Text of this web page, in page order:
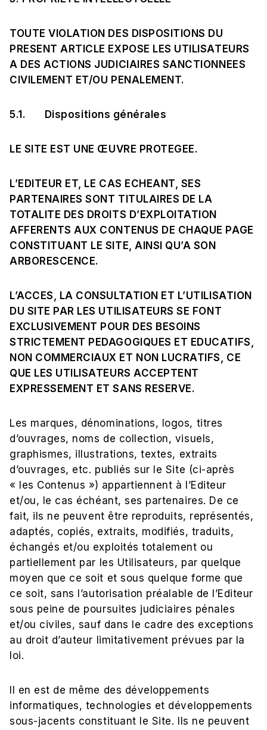
TOUTE VIOLATION DES DISPOSITIONS DU
PRESENT ARTICLE EXPOSE LES UTILISATEURS
A DES ACTIONS JUDICIAIRES SANCTIONNEES
CIVILEMENT ET/OU PENALEMENT.
5.1. Dispositions générales
LE SITE EST UNE ŒUVRE PROTEGEE.
L’EDITEUR ET, LE CAS ECHEANT, SES
PARTENAIRES SONT TITULAIRES DE LA
TOTALITE DES DROITS D’EXPLOITATION
AFFERENTS AUX CONTENUS DE CHAQUE PAGE
CONSTITUANT LE SITE, AINSI QU’A SON
ARBORESCENCE.
L’ACCES, LA CONSULTATION ET L’UTILISATION
DU SITE PAR LES UTILISATEURS SE FONT
EXCLUSIVEMENT POUR DES BESOINS
STRICTEMENT PEDAGOGIQUES ET EDUCATIFS,
NON COMMERCIAUX ET NON LUCRATIFS, CE
QUE LES UTILISATEURS ACCEPTENT
EXPRESSEMENT ET SANS RESERVE.
Les marques, dénominations, logos, titres
d’ouvrages, noms de collection, visuels,
graphismes, illustrations, textes, extraits
d’ouvrages, etc. publiés sur le Site (ci-après
« les Contenus ») appartiennent à l’Editeur
et/ou, le cas échéant, ses partenaires. De ce
fait, ils ne peuvent être reproduits, représentés,
adaptés, copiés, extraits, modifiés, traduits,
échangés et/ou exploités totalement ou
partiellement par les Utilisateurs, par quelque
moyen que ce soit et sous quelque forme que
ce soit, sans l’autorisation préalable de l’Editeur
sous peine de poursuites judiciaires pénales
et/ou civiles, sauf dans le cadre des exceptions
au droit d’auteur limitativement prévues par la
loi.
Il en est de même des développements
informatiques, technologies et développements
sous-jacents constituant le Site. Ils ne peuvent